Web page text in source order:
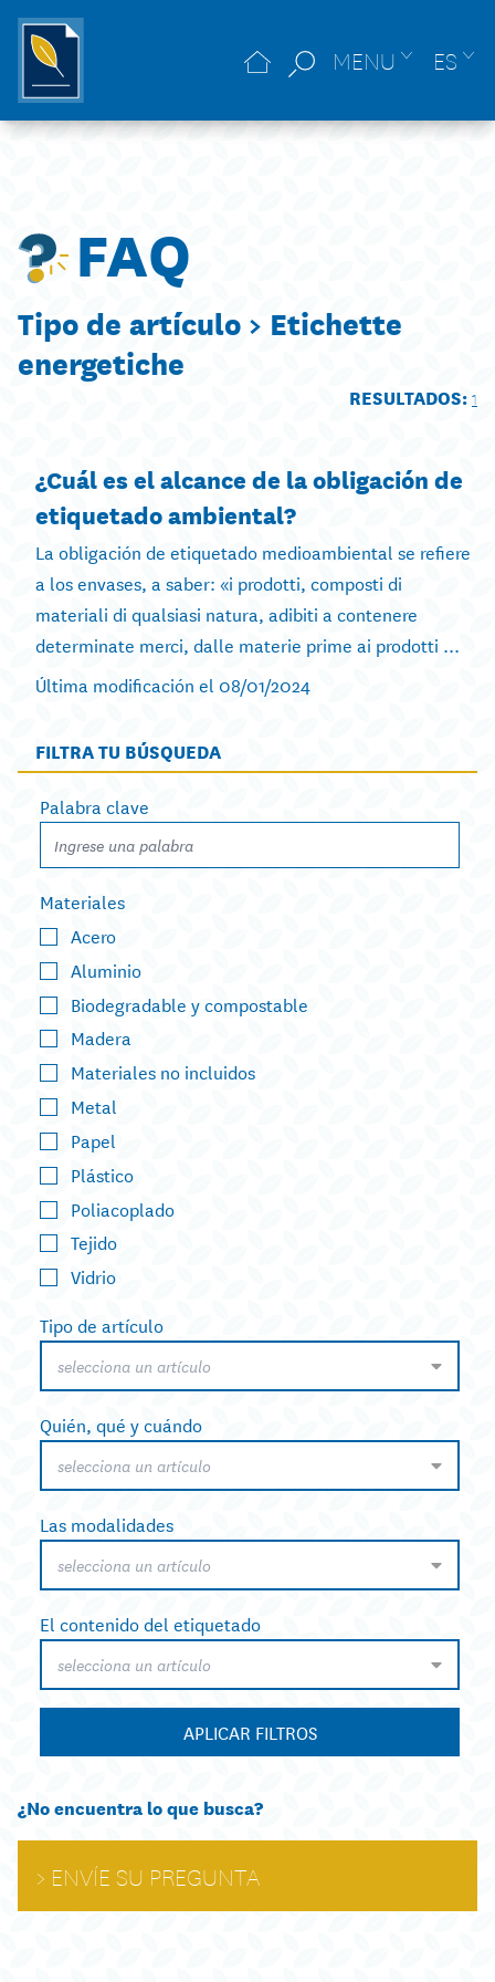
MENU ES
FAQ
Tipo de artículo > Etichette
energetiche
RESULTADOS:1
¿Cuál es el alcance de la obligación de
etiquetado ambiental?
La obligación de etiquetado medioambiental se refiere
a los envases, a saber: «i prodotti, composti di
materiali di qualsiasi natura, adibiti a contenere
determinate merci, dalle materie prime ai prodotti ...
Última modificación el 08/01/2024
FILTRA TU BÚSQUEDA
Palabra clave
Materiales
Acero
Aluminio
Biodegradable y compostable
Madera
Materiales no incluidos
Metal
Papel
Plástico
Poliacoplado
Tejido
Vidrio
Tipo de artículo
selecciona un artículo
Quién, qué y cuándo
selecciona un artículo
Las modalidades
selecciona un artículo
El contenido del etiquetado
selecciona un artículo
APLICAR FILTROS
¿No encuentra lo que busca?
ENVÍE SU PREGUNTA